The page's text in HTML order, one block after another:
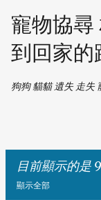
寵物協尋
到回家的
狗狗 貓貓 遺失 走失
目前顯示的是
顯示全部